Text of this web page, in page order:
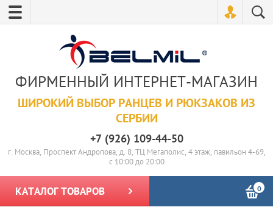
ФИРМЕННЫЙ ИНТЕРНЕТ-МАГАЗИН
ШИРОКИЙ ВЫБОР РАНЦЕВ И РЮКЗАКОВ ИЗ
СЕРБИИ
+7 (926) 109-44-50
г. Москва, Проспект Андропова, д. 8, ТЦ Мегаполис, 4 этаж, павильон 4-69,
с 10:00 до 20:00
КАТАЛОГ ТОВАРОВ 0